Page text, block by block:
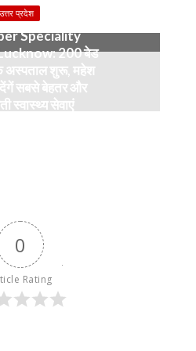
ago
उत्तर प्रदेश
Speciality
200 बेड
अस्पताल शुरू, महेश
सबसे बेहतर और
स्वास्थ्य सेवाएं
0
Rating